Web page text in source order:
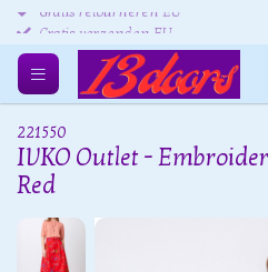
Gratis retourneren EU
221550
IVKO Outlet -
Red